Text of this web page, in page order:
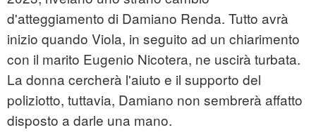
d'atteggiamento di Damiano Renda. Tutto avrà
inizio quando Viola, in seguito ad un chiarimento
con il marito Eugenio Nicotera, ne uscirà turbata.
La donna cercherà l'aiuto e il supporto del
poliziotto, tuttavia, Damiano non sembrerà affatto
disposto a darle una mano.